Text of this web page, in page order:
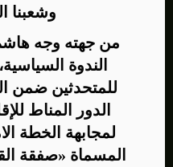
وشعبنا
من جهته وجه هاشم
الندوة
للمتحدثين ضمن
الدور المناط
لمجابهة الخطة
المسماة «صفقة